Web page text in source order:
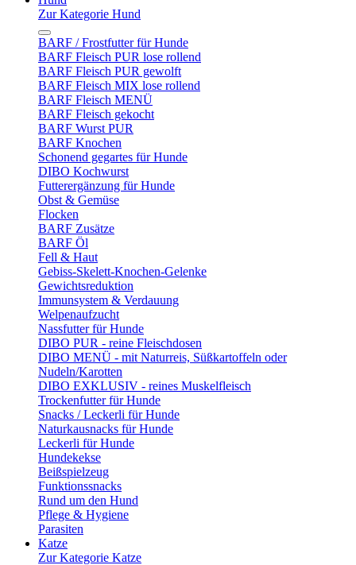
Zur Kategorie Hund
BARF / Frostfutter für Hunde
BARF Fleisch PUR lose rollend
BARF Fleisch PUR gewolft
BARF Fleisch MIX lose rollend
BARF Fleisch MENÜ
BARF Fleisch gekocht
BARF Wurst PUR
BARF Knochen
Schonend gegartes für Hunde
DIBO Kochwurst
Futterergänzung für Hunde
Obst & Gemüse
Flocken
BARF Zusätze
BARF Öl
Fell & Haut
Gebiss-Skelett-Knochen-Gelenke
Gewichtsreduktion
Immunsystem & Verdauung
Welpenaufzucht
Nassfutter für Hunde
DIBO PUR - reine Fleischdosen
DIBO MENÜ - mit Naturreis, Süßkartoffeln oder
Nudeln/Karotten
DIBO EXKLUSIV - reines Muskelfleisch
Trockenfutter für Hunde
Snacks / Leckerli für Hunde
Naturkausnacks für Hunde
Leckerli für Hunde
Hundekekse
Beißspielzeug
Funktionssnacks
Rund um den Hund
Pflege & Hygiene
Parasiten
Katze
Zur Kategorie Katze